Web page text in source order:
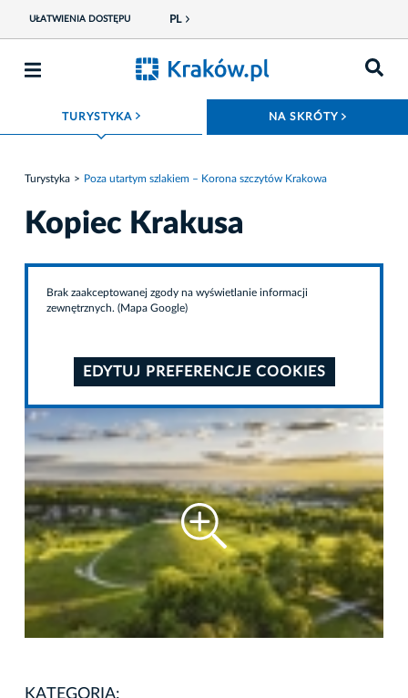
UŁATWIENIA DOSTĘPU PL
TURYSTYKA ROZWIŃ MENU NA SKRÓTY
Turystyka Poza utartym szlakiem – Korona szczytów Krakowa
Kopiec Krakusa
Brak zaakceptowanej zgody na wyświetlanie informacji
zewnętrznych. (Mapa Google)
EDYTUJ PREFERENCJE COOKIES
KATEGORIA: